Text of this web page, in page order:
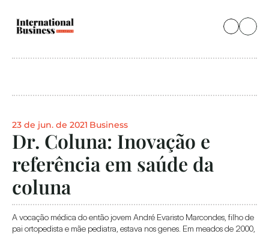
23 de jun. de 2021 Business
Dr. Coluna: Inovação e
referência em saúde da
coluna
A vocação médica do então jovem André Evaristo Marcondes, filho de
pai ortopedista e mãe pediatra, estava nos genes. Em meados de 2000,